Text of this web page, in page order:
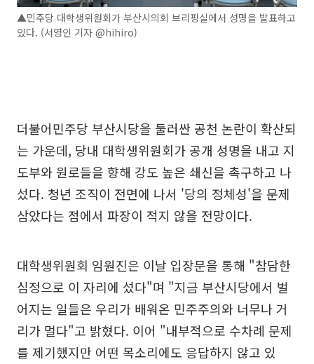
▲민주당 대학생위원회가 부산시의회 브리핑실에서 성명을 발표하고
있다. (서영인 기자 @hihiro)
더불어민주당 부산시당을 둘러싼 공천 논란이 확산되
는 가운데, 당내 대학생위원회가 공개 성명을 내고 지
도부와 원로들을 향해 강도 높은 쇄신을 촉구하고 나
섰다. 청년 조직이 전면에 나서 '당의 정체성'을 문제
삼았다는 점에서 파장이 적지 않을 전망이다.
대학생위원회 임원진은 이날 입장문을 통해 "참담한
심정으로 이 자리에 섰다"며 "지금 부산시당에서 벌
어지는 일들은 우리가 배워온 민주주의와 너무나 거
리가 멀다"고 밝혔다. 이어 "내부적으로 수차례 문제
를 제기했지만 어떤 목소리에도 응답하지 않고 있